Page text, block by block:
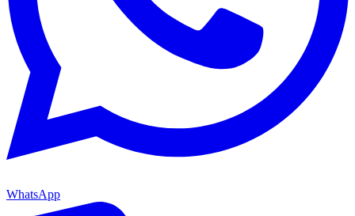
WhatsApp